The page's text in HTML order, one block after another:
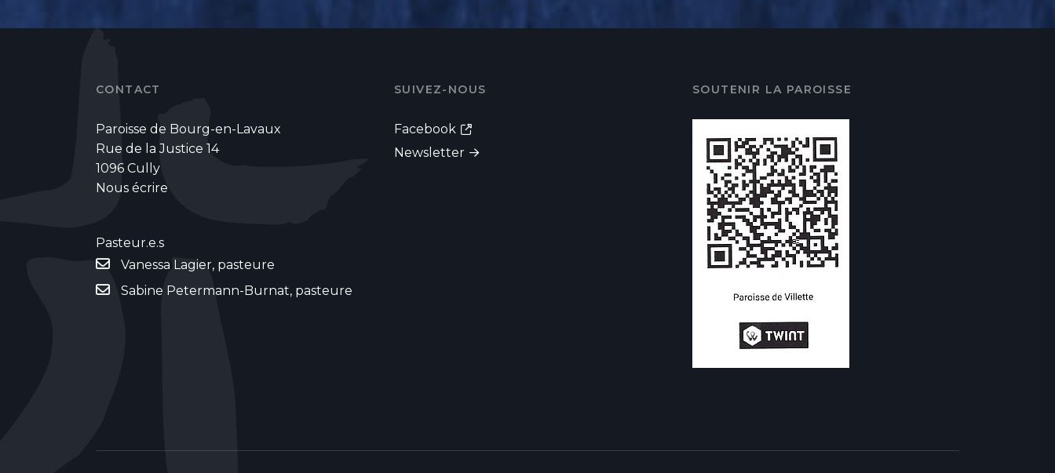
CONTACT
Paroisse de Bourg-en-Lavaux
Rue de la Justice 14
1096 Cully
Nous écrire
Pasteur.e.s
Vanessa Lagier, pasteure
Sabine Petermann-Burnat, pasteure
SUIVEZ-NOUS
Facebook
Newsletter
SOUTENIR LA PAROISSE